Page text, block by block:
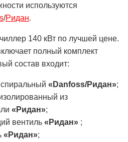
используются
/Ридан.
140 кВт по лучшей цене.
полный комплект
состав входит:
«Danfoss/Ридан»;
из
«Ридан»;
вентиль «Ридан» ;
«Ридан»;